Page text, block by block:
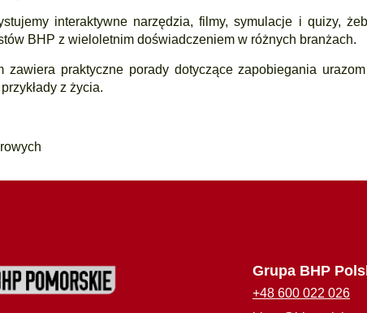
interaktywne narzędzia, filmy, symulacje i quizy,
BHP z wieloletnim doświadczeniem w różnych branżach.
zawiera praktyczne porady dotyczące zapobiegania
z życia.
Grupa BHP
+48 600 022 026